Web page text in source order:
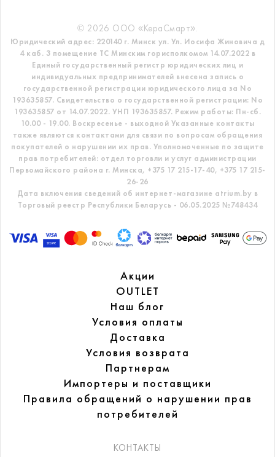
© 2026 ООО «КераСмарт».
Юридический адрес: 220140 г. Минск ул. Ул. Иосифа Жиновича д
4 каб. 3 помещение ТС Минским горисполкомом 14.07.2022 в
Единый государственный регистр юридических лиц и
индивидуальных предпринимателей внесена запись о
государственной регистрации юридического лица за No
193635857. Свидетельство о государственной регистрации: No
193635857 от 14.07.2022. УНП 193635857. Режим работы: Пн-сб.
10.00 - 19.00. Воскресенье - выходной Указанные контакты
также являются контактами для связи по вопросам обращения
покупателей о нарушении их прав. Уполномоченные по защите
прав потребителей: отдел торговли и услуг администрации
Первомайского района г. Минска, +375 17 215-17-40, +375 17 215-
26-26
Дата включения сведений об интернет-магазине atrium.by в
Торговый реестр Республики Беларусь - 06.05.2025 №748434
Акции
OUTLET
Наш блог
Условия оплаты
Доставка
Условия возврата
Партнерам
Импортеры и поставщики
Правила обращений о нарушении прав
потребителей
КОНТАКТЫ